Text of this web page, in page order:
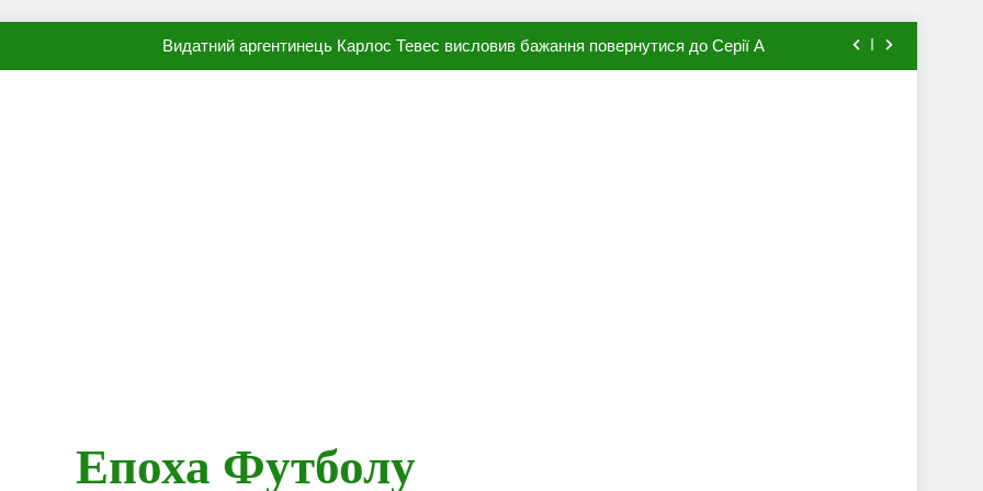
Видатний аргентинець Карлос Тевес висловив бажання повернутися до Серії А
Епоха Футболу